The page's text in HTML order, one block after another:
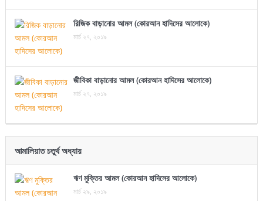
রিজিক বাড়ানোর আমল (কোরআন হাদিসের আলোকে)
মার্চ ২৭, ২০১৯
জীবিকা বাড়ানোর আমল (কোরআন হাদিসের আলোকে)
মার্চ ২৭, ২০১৯
আমালিয়াত চতুর্থ অধ্যায়
ঋণ মুক্তির আমল (কোরআন হাদিসের আলোকে)
মার্চ ২৯, ২০১৯